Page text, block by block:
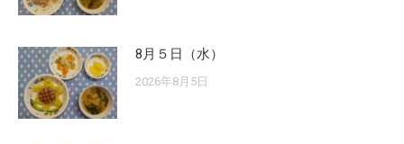
8月５日（水）
2026年8月5日